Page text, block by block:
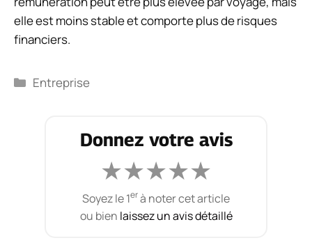
elle est moins stable et comporte plus de risques
financiers.
Catégories
Entreprise
Donnez votre avis
★★★★★
Soyez le 1erà noter cet article
ou bien laissez un avis détaillé